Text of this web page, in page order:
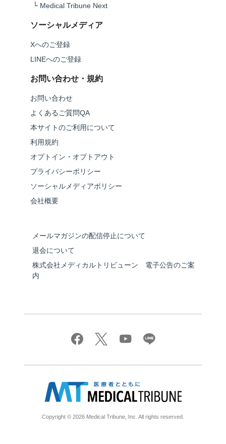
└ Medical Tribune Next
ソーシャルメディア
Xへのご登録
LINEへのご登録
お問い合わせ・規約
お問い合わせ
よくあるご質問QA
本サイトのご利用について
利用規約
オプトイン・オプトアウト
プライバシーポリシー
ソーシャルメディアポリシー
会社概要
メールマガジンの配信停止について
退会について
株式会社メディカルトリビューン 電子公告のご案
内
Copyright © 2026 Medical Tribune, Inc. All rights reserved.